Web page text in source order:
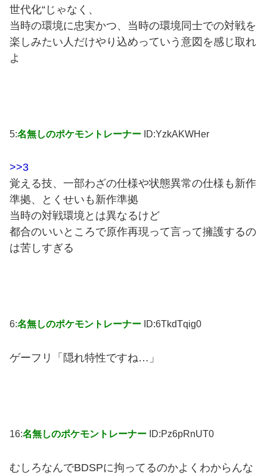
世代化“じゃなく、
当時の環境に忠実かつ、当時の環境同士での対戦を
楽しみたい人だけやり込めっていう意図を感じ取れ
よ
5:名無しのポケモントレーナー ID:YzkAKWHer
>>3
覚える技、一部わざの仕様や状態異常の仕様も新作
準拠、とくせいも新作準拠
当時の対戦環境とは異なるけど
都合のいいところで原作再現って言って擁護するの
は苦しすぎる
6:名無しのポケモントレーナー ID:6TkdTqig0
ゲーフリ「隠れ特性ですね…」
16:名無しのポケモントレーナー ID:Pz6pRnUT0
むしろなんでBDSPに拘ってるのかよくわからんな